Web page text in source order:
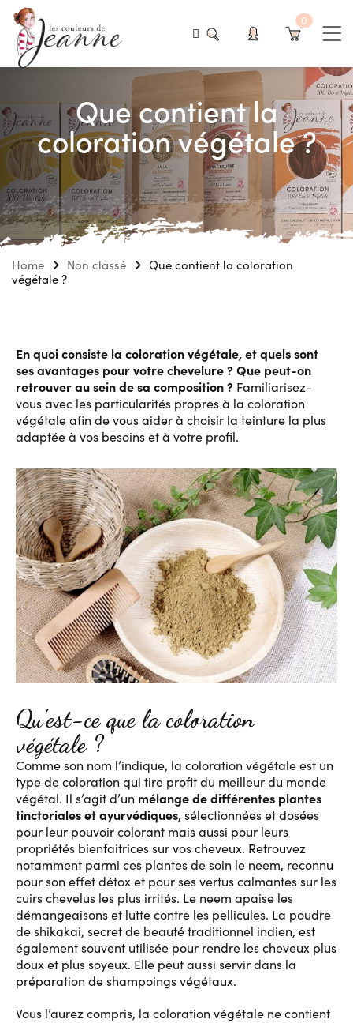
0
Que contient la
coloration végétale ?
Home Non classé
Que contient la coloration
végétale ?
En quoi consiste la coloration végétale, et quels sont
ses avantages pour votre chevelure ?Que peut-on
retrouver au sein de sa composition ? Familiarisez-
vous avec les particularités propres à la coloration
végétale afin de vous aider à choisir la teinture la plus
adaptée à vos besoins et à votre profil.
Qu’est-ce que la coloration
végétale ?
Comme son nom l’indique, la coloration végétale est un
type de coloration qui tire profit du meilleur du monde
végétal. Il s’agit d’un mélange de différentes plantes
tinctoriales et ayurvédiques, sélectionnées et dosées
pour leur pouvoir colorant mais aussi pour leurs
propriétés bienfaitrices sur vos cheveux. Retrouvez
notamment parmi ces plantes de soin le neem, reconnu
pour son effet détox et pour ses vertus calmantes sur les
cuirs chevelus les plus irrités. Le neem apaise les
démangeaisons et lutte contre les pellicules. La poudre
de shikakai, secret de beauté traditionnel indien, est
également souvent utilisée pour rendre les cheveux plus
doux et plus soyeux. Elle peut aussi servir dans la
préparation de shampoings végétaux.
Vous l’aurez compris, la coloration végétale ne contient